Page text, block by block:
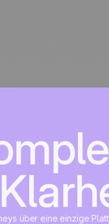
über eine einzige